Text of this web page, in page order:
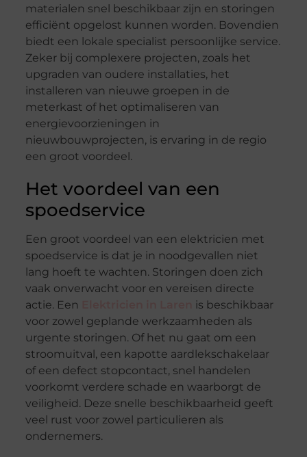
materialen snel beschikbaar zijn en storingen
efficiënt opgelost kunnen worden. Bovendien
biedt een lokale specialist persoonlijke service.
Zeker bij complexere projecten, zoals het
upgraden van oudere installaties, het
installeren van nieuwe groepen in de
meterkast of het optimaliseren van
energievoorzieningen in
nieuwbouwprojecten, is ervaring in de regio
een groot voordeel.
Het voordeel van een
spoedservice
Een groot voordeel van een elektricien met
spoedservice is dat je in noodgevallen niet
lang hoeft te wachten. Storingen doen zich
vaak onverwacht voor en vereisen directe
actie. Een
is beschikbaar
voor zowel geplande werkzaamheden als
urgente storingen. Of het nu gaat om een
stroomuitval, een kapotte aardlekschakelaar
of een defect stopcontact, snel handelen
voorkomt verdere schade en waarborgt de
veiligheid. Deze snelle beschikbaarheid geeft
veel rust voor zowel particulieren als
ondernemers.